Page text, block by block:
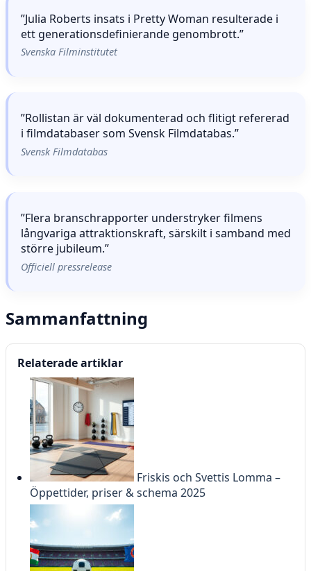
”Julia Roberts insats i Pretty Woman resulterade i
ett generationsdefinierande genombrott.”
Svenska Filminstitutet
”Rollistan är väl dokumenterad och flitigt refererad
i filmdatabaser som Svensk Filmdatabas.”
Svensk Filmdatabas
”Flera branschrapporter understryker filmens
långvariga attraktionskraft, särskilt i samband med
större jubileum.”
Officiell pressrelease
Sammanfattning
Relaterade artiklar
Friskis och Svettis Lomma –
Öppettider, priser & schema 2025